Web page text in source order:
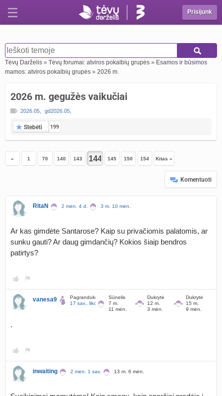
Prisijunk
Tėvų Darželis » Tėvų forumai: atviros pokalbių grupės » Esamos ir būsimos
mamos: atviros pokalbių grupės » 2026 m.
2026 m. gegužės vaikučiai
2026.05 gd2026.05
Stebėti 199
« 1 70 140 143 145 150 154 Kitas »
Komentuoti
RitaN 2 mėn. 4 d. 3 m. 10 mėn.
Ar kas gimdėte Santarose? Kaip su privačiomis palatomis, ar
sunku gauti? Ar daug gimdančių? Kokios šiaip bendros
patirtys?
vanesa9
Pagrandukė
17 sav., liko 167 d.
Sūnelis
7 m.
11 mėn.
Dukrytė
12 m.
3 mėn.
Dukrytė
15 m.
9 mėn.
.
inwaiting 2 mėn. 1 sav. 13 m. 6 mėn.